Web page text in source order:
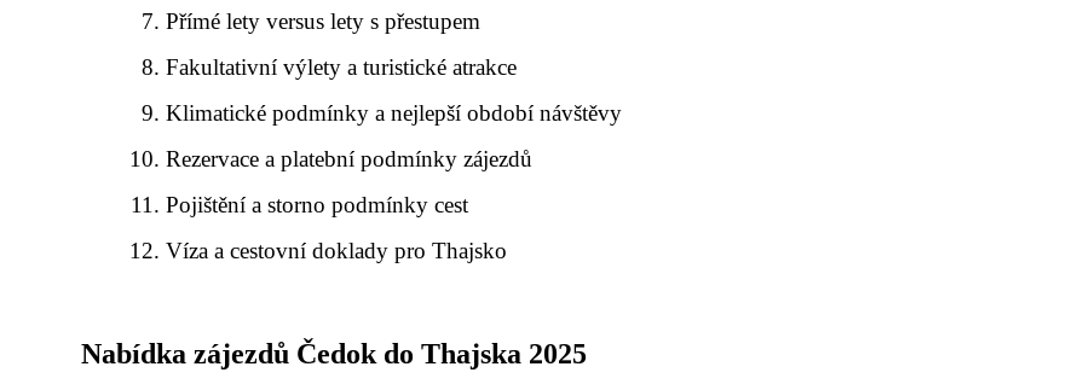
Přímé lety versus lety s přestupem
Fakultativní výlety a turistické atrakce
Klimatické podmínky a nejlepší období návštěvy
Rezervace a platební podmínky zájezdů
Pojištění a storno podmínky cest
Víza a cestovní doklady pro Thajsko
Nabídka zájezdů Čedok do Thajska 2025